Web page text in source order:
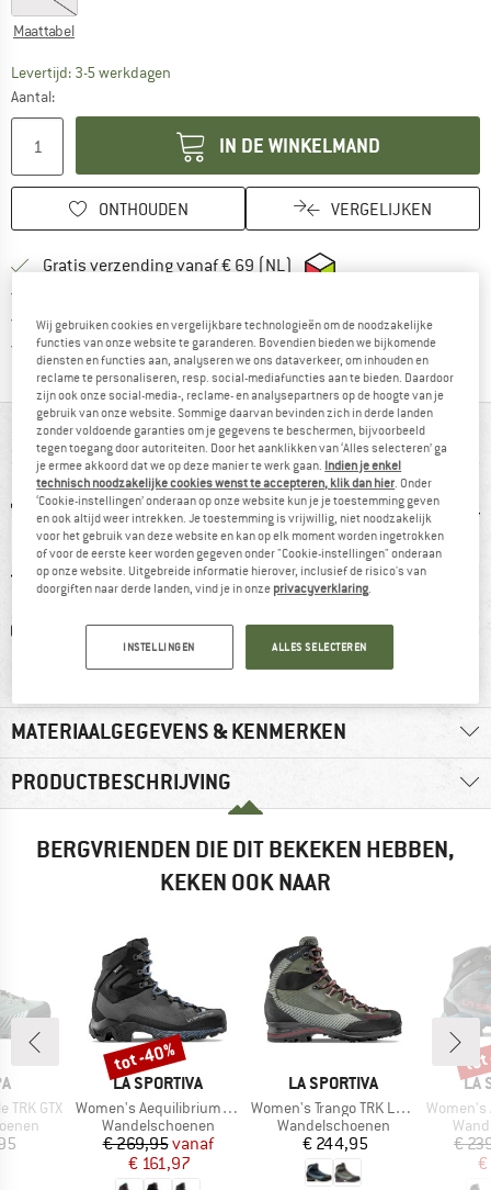
Maattabel
Levertijd: 3-5 werkdagen
Aantal:
IN DE WINKELMAND
ONTHOUDEN VERGELIJKEN
Gratis verzending vanaf € 69 (NL) Vind hier de
> 4.000.000 tevreden klanten
Alle artikelen in voorraad
IN EEN OOGOPSLAG
g GORE-TEX 90% raadt het aan
MATERIAALGEGEVENS & KENMERKEN
PRODUCTBESCHRIJVING
BERGVRIENDEN DIE DIT BEKEKEN HEBBEN,
KEKEN OOK NAAR
TRK GTX
MERK
LA SPORTIVA
Artikel
Women's Aequilibrium Trek GTX
Productgroep
Wandelschoenen
Prijs
€ 269,95Verlaagde prijs
vanaf
€ 161,97
Korting
tot -40%
MERK
LA SPORTIVA
Artikel
Women's Trango TRK Leather GTX
Productgroep
Wandelschoenen
Prijs
€ 244,95
LA
Artikel
Women's
€
€
tot
Wij gebruiken cookies en vergelijkbare technologieën om de noodzakelijke
functies van onze website te garanderen. Bovendien bieden we bijkomende
diensten en functies aan, analyseren we ons dataverkeer, om inhouden en
reclame te personaliseren, resp. social-mediafuncties aan te bieden. Daardoor
zijn ook onze social-media-, reclame- en analysepartners op de hoogte van je
gebruik van onze website. Sommige daarvan bevinden zich in derde landen
zonder voldoende garanties om je gegevens te beschermen, bijvoorbeeld
tegen toegang door autoriteiten. Door het aanklikken van ‘Alles selecteren’ ga
je ermee akkoord dat we op deze manier te werk gaan. Indien je enkel
technisch noodzakelijke cookies wenst te accepteren, klik dan hier. Onder
‘Cookie-instellingen’ onderaan op onze website kun je je toestemming geven
en ook altijd weer intrekken. Je toestemming is vrijwillig, niet noodzakelijk
voor het gebruik van deze website en kan op elk moment worden ingetrokken
of voor de eerste keer worden gegeven onder "Cookie-instellingen" onderaan
op onze website. Uitgebreide informatie hierover, inclusief de risico's van
doorgiften naar derde landen, vind je in onze privacyverklaring.
INSTELLINGEN ALLES SELECTEREN